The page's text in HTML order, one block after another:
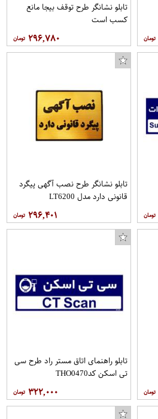
تابلو نشانگر طرح توقف بیجا مانع
کسب است
۲۹۶,۷۸۰
تابلو نشانگر طرح نصب آگهی پیگرد
قانونی دارد مدل LT6200
۲۹۶,۴۰۱
تابلو راهنمای اتاق مستر راد طرح سی
تی اسکن کدTHO0470
۳۲۲,۰۰۰